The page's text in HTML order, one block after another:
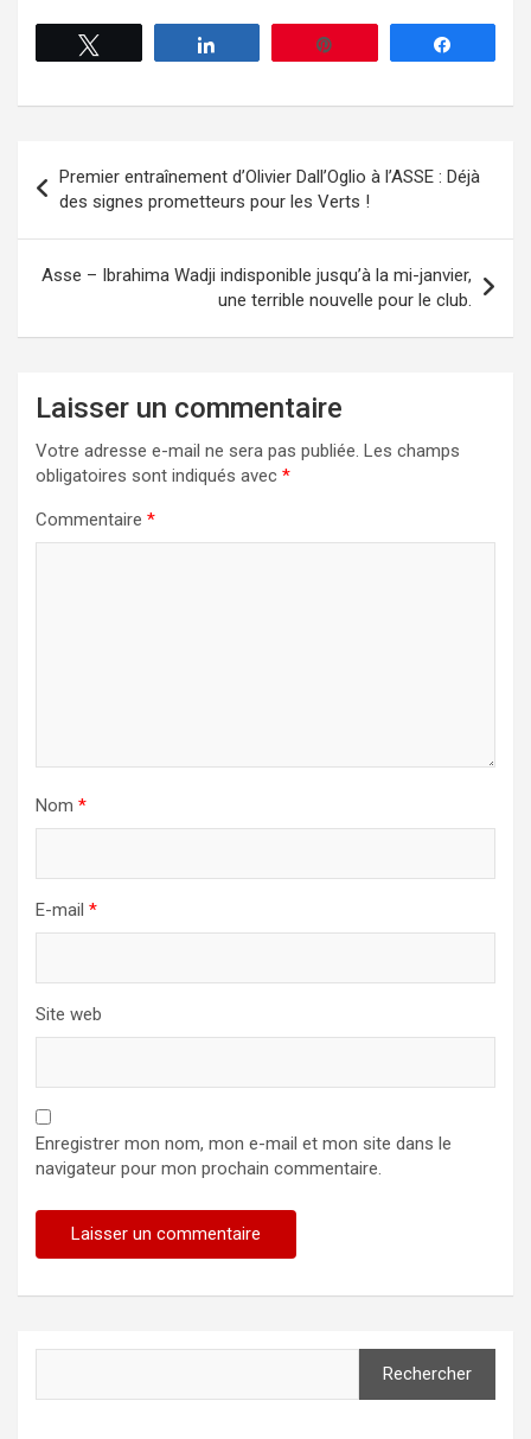
Premier entraînement d’Olivier Dall’Oglio à l’ASSE : Déjà
des signes prometteurs pour les Verts !
Asse – Ibrahima Wadji indisponible jusqu’à la mi-janvier,
une terrible nouvelle pour le club.
Laisser un commentaire
Votre adresse e-mail ne sera pas publiée. Les champs
obligatoires sont indiqués avec *
Commentaire *
Nom *
E-mail *
Site web
Enregistrer mon nom, mon e-mail et mon site dans le
navigateur pour mon prochain commentaire.
Rechercher